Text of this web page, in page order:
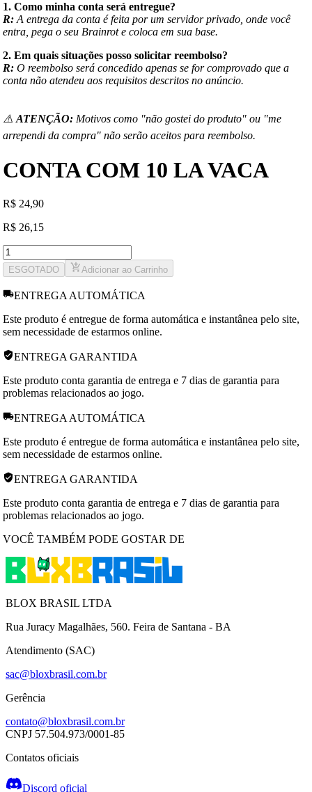
1. Como minha conta será entregue?
R: A entrega da conta é feita por um servidor privado, onde você
entra, pega o seu Brainrot e coloca em sua base.
2. Em quais situações posso solicitar reembolso?
R: O reembolso será concedido apenas se for comprovado que a
conta não atendeu aos requisitos descritos no anúncio.
⚠️ ATENÇÃO: Motivos como "não gostei do produto" ou "me
arrependi da compra" não serão aceitos para reembolso.
CONTA COM 10 LA VACA
R$ 24,90
R$ 26,15
ESGOTADO Adicionar ao Carrinho
ENTREGA AUTOMÁTICA
Este produto é entregue de forma automática e instantânea pelo site,
sem necessidade de estarmos online.
ENTREGA GARANTIDA
Este produto conta garantia de entrega e 7 dias de garantia para
problemas relacionados ao jogo.
ENTREGA AUTOMÁTICA
Este produto é entregue de forma automática e instantânea pelo site,
sem necessidade de estarmos online.
ENTREGA GARANTIDA
Este produto conta garantia de entrega e 7 dias de garantia para
problemas relacionados ao jogo.
VOCÊ TAMBÉM PODE GOSTAR DE
BLOX BRASIL LTDA
Rua Juracy Magalhães, 560. Feira de Santana - BA
Atendimento (SAC)
sac@bloxbrasil.com.br
Gerência
contato@bloxbrasil.com.br
CNPJ 57.504.973/0001-85
Contatos oficiais
Discord oficial